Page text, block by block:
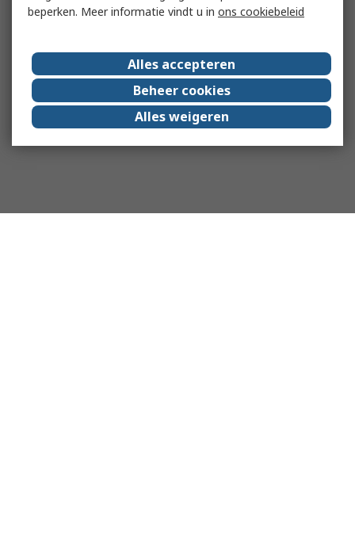
beperken. Meer informatie vindt u in ons cookiebeleid
Alles accepteren
Beheer cookies
Alles weigeren